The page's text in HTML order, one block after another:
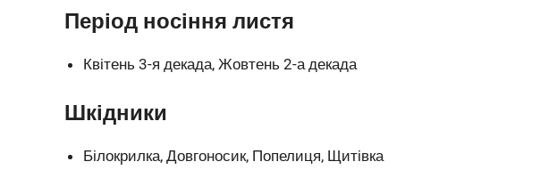
Період носіння листя
Квітень 3-я декада, Жовтень 2-а декада
Шкідники
Білокрилка, Довгоносик, Попелиця, Щитівка